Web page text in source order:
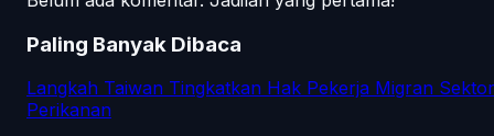
Paling Banyak Dibaca
Langkah Taiwan Tingkatkan Hak Pekerja Migran Sektor
Perikanan